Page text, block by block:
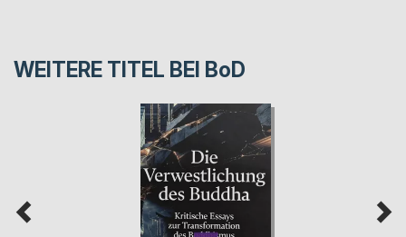
WEITERE TITEL BEI BoD